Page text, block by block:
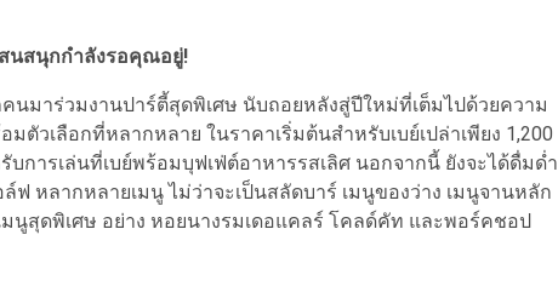
นสนุกกำลังรอคุณอยู่!
าร่วมงานปาร์ตี้สุดพิเศษ นับถอยหลังสู่ปีใหม่ที่เต็มไปด้วยความ
มตัวเลือกที่หลากหลาย ในราคาเริ่มต้นสำหรับเบย์เปล่าเพียง 1,200
การเล่นที่เบย์พร้อมบุฟเฟ่ต์อาหารรสเลิศ นอกจากนี้ ยังจะได้ดื่มด่ำ
ฟ หลากหลายเมนู ไม่ว่าจะเป็นสลัดบาร์ เมนูของว่าง เมนูจานหลัก
นูสุดพิเศษ อย่าง หอยนางรมเดอแคลร์ โคลด์คัท และพอร์คชอป